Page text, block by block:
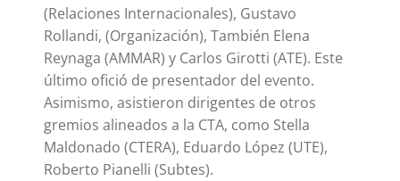
(Relaciones Internacionales), Gustavo
Rollandi, (Organización), También Elena
Reynaga (AMMAR) y Carlos Girotti (ATE). Este
último ofició de presentador del evento.
Asimismo, asistieron dirigentes de otros
gremios alineados a la CTA, como Stella
Maldonado (CTERA), Eduardo López (UTE),
Roberto Pianelli (Subtes).